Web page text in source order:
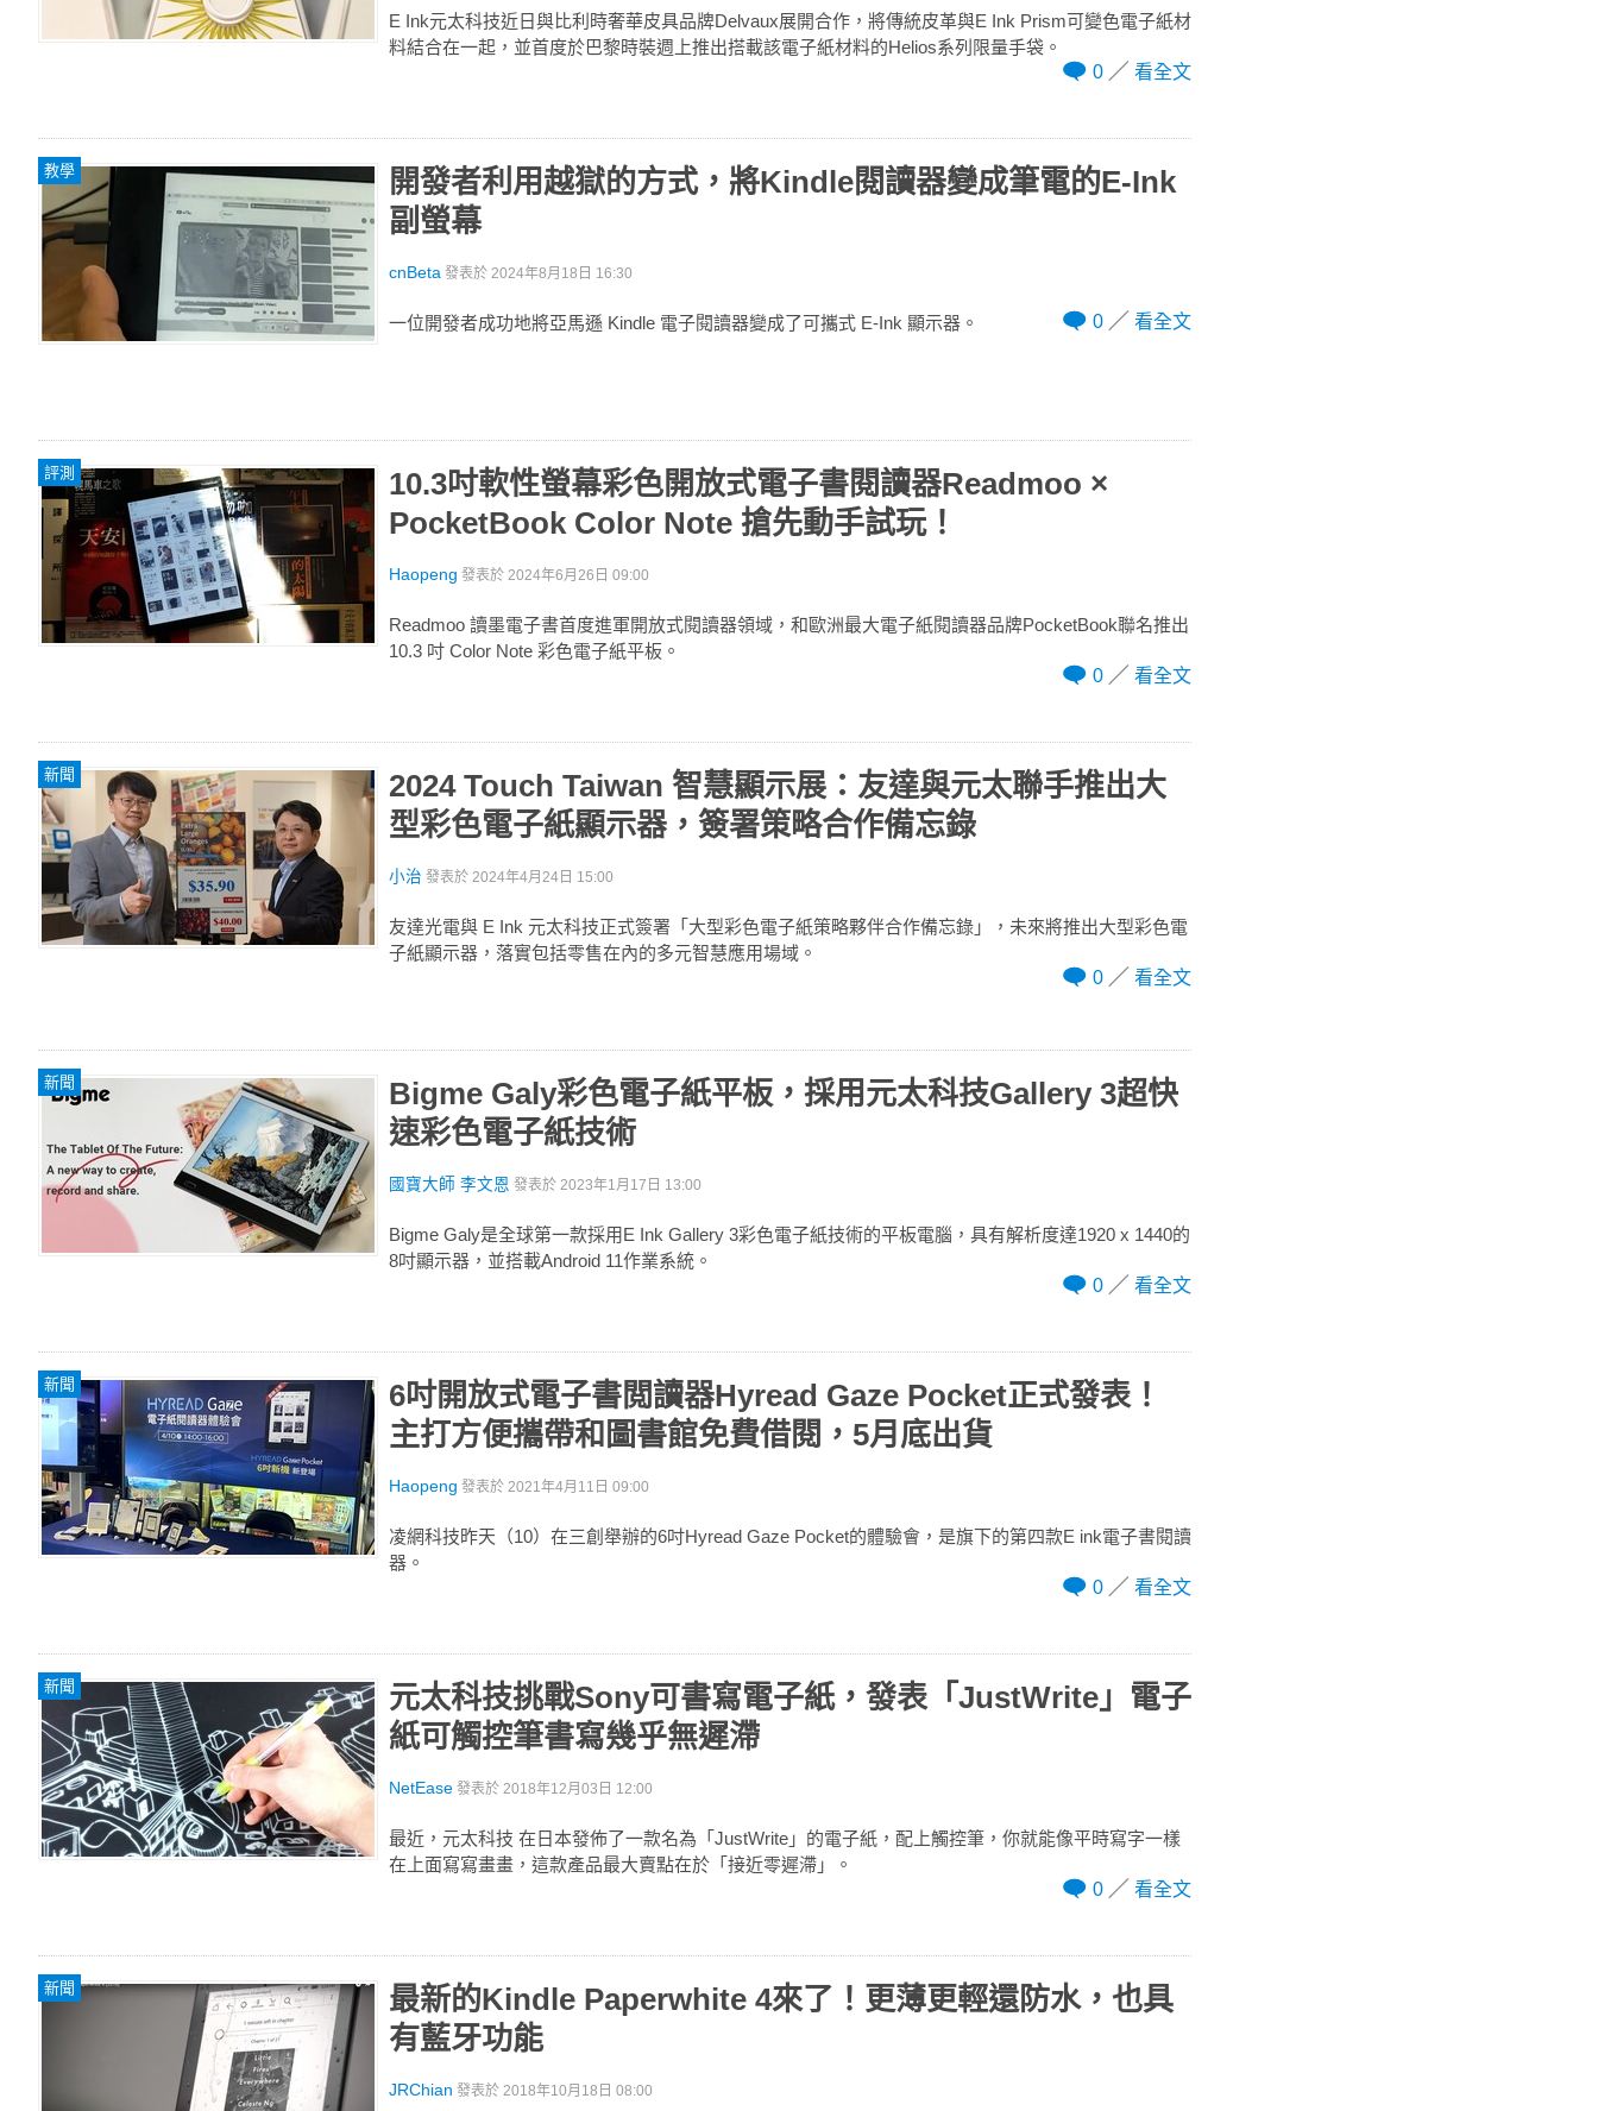
E Ink元太科技近日與比利時奢華皮具品牌Delvaux展開合作，將傳統皮革與E Ink Prism可變色電子紙材
料結合在一起，並首度於巴黎時裝週上推出搭載該電子紙材料的Helios系列限量手袋。
0
看全文
教學
開發者利用越獄的方式，將Kindle閱讀器變成筆電的E-Ink
副螢幕
cnBeta 發表於 2024年8月18日 16:30
一位開發者成功地將亞馬遜 Kindle 電子閱讀器變成了可攜式 E-Ink 顯示器。 0 看全文
評測
10.3吋軟性螢幕彩色開放式電子書閱讀器Readmoo ×
PocketBook Color Note 搶先動手試玩！
Haopeng 發表於 2024年6月26日 09:00
Readmoo 讀墨電子書首度進軍開放式閱讀器領域，和歐洲最大電子紙閱讀器品牌PocketBook聯名推出
10.3 吋 Color Note 彩色電子紙平板。
0
看全文
新聞
2024 Touch Taiwan 智慧顯示展：友達與元太聯手推出大
型彩色電子紙顯示器，簽署策略合作備忘錄
小治 發表於 2024年4月24日 15:00
友達光電與 E Ink 元太科技正式簽署「大型彩色電子紙策略夥伴合作備忘錄」，未來將推出大型彩色電
子紙顯示器，落實包括零售在內的多元智慧應用場域。
0
看全文
新聞
Bigme Galy彩色電子紙平板，採用元太科技Gallery 3超快
速彩色電子紙技術
國寶大師 李文恩 發表於 2023年1月17日 13:00
Bigme Galy是全球第一款採用E Ink Gallery 3彩色電子紙技術的平板電腦，具有解析度達1920 x 1440的
8吋顯示器，並搭載Android 11作業系統。
0
看全文
新聞
6吋開放式電子書閲讀器Hyread Gaze Pocket正式發表！
主打方便攜帶和圖書館免費借閱，5月底出貨
Haopeng 發表於 2021年4月11日 09:00
凌網科技昨天（10）在三創舉辦的6吋Hyread Gaze Pocket的體驗會，是旗下的第四款E ink電子書閱讀
器。
0
看全文
新聞
元太科技挑戰Sony可書寫電子紙，發表「JustWrite」電子
紙可觸控筆書寫幾乎無遲滯
NetEase 發表於 2018年12月03日 12:00
最近，元太科技 在日本發佈了一款名為「JustWrite」的電子紙，配上觸控筆，你就能像平時寫字一樣
在上面寫寫畫畫，這款產品最大賣點在於「接近零遲滯」。
0
看全文
新聞
最新的Kindle Paperwhite 4來了！更薄更輕還防水，也具
有藍牙功能
JRChian 發表於 2018年10月18日 08:00